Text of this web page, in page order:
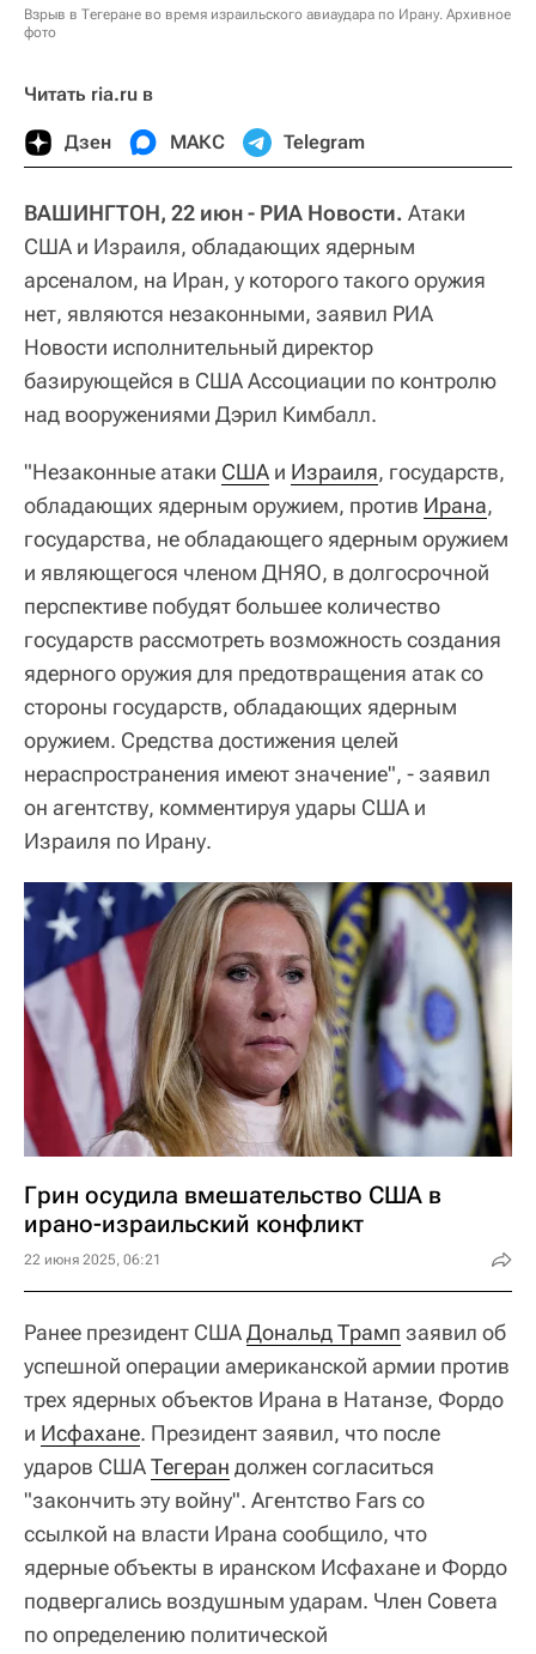
Взрыв в Тегеране во время израильского авиаудара по Ирану. Архивное
фото
Читать ria.ru в
Дзен МАКС Telegram
ВАШИНГТОН, 22 июн - РИА Новости. Атаки
США и Израиля, обладающих ядерным
арсеналом, на Иран, у которого такого оружия
нет, являются незаконными, заявил РИА
Новости исполнительный директор
базирующейся в США Ассоциации по контролю
над вооружениями Дэрил Кимбалл.
"Незаконные атаки США и Израиля, государств,
обладающих ядерным оружием, против Ирана,
государства, не обладающего ядерным оружием
и являющегося членом ДНЯО, в долгосрочной
перспективе побудят большее количество
государств рассмотреть возможность создания
ядерного оружия для предотвращения атак со
стороны государств, обладающих ядерным
оружием. Средства достижения целей
нераспространения имеют значение", - заявил
он агентству, комментируя удары США и
Израиля по Ирану.
Грин осудила вмешательство США в
ирано-израильский конфликт
22 июня 2025, 06:21
Ранее президент СШАДональд Трамп заявил об
успешной операции американской армии против
трех ядерных объектов Ирана в Натанзе, Фордо
и Исфахане. Президент заявил, что после
ударов СШАТегеран должен согласиться
"закончить эту войну". Агентство Fars со
ссылкой на власти Ирана сообщило, что
ядерные объекты в иранском Исфахане и Фордо
подвергались воздушным ударам. Член Совета
по определению политической